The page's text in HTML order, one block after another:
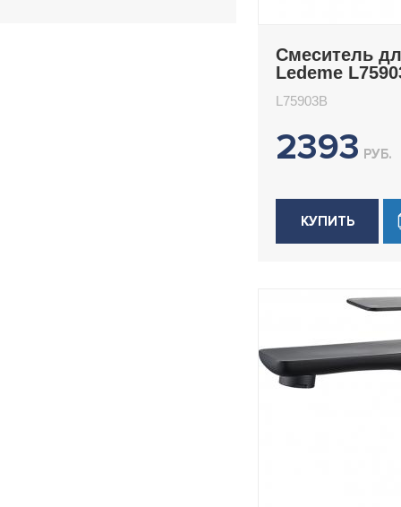
Смеситель
Ledeme
L75903B
2393 РУБ.
КУПИТЬ